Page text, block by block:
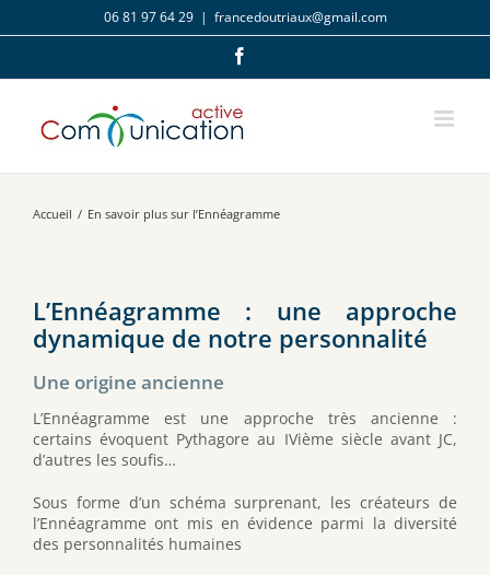
au
06 81 97 64 29 | francedoutriaux@gmail.com
Accueil / En savoir plus sur l’Ennéagramme
L’Ennéagramme : une approche
dynamique de notre personnalité
Une origine ancienne
L’Ennéagramme est une approche très ancienne :
certains évoquent Pythagore au IVième siècle avant JC,
d’autres les soufis…
Sous forme d’un schéma surprenant, les créateurs de
l’Ennéagramme ont mis en évidence parmi la diversité
des personnalités humaines